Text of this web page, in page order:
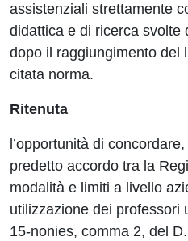
assistenziali strettamente
didattica e di ricerca svolte
dopo il raggiungimento del
citata norma.
Ritenuta
l’opportunità di
predetto accordo tra la
modalità e limiti a livello
utilizzazione dei professori
15-nonies, comma 2, del